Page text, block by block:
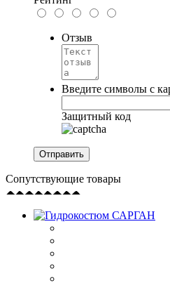
Отзыв
Введите символы с
Защитный код
Сопутствующие товары